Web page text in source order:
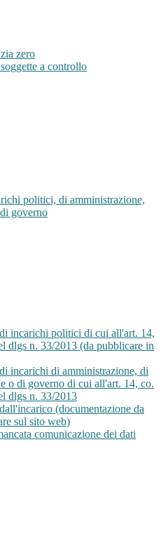
zero
a controllo
politici, di amministrazione,
governo
incarichi politici di cui all'art. 14,
dlgs n. 33/2013 (da pubblicare in
incarichi di amministrazione, di
o di governo di cui all'art. 14, co.
dlgs n. 33/2013
(documentazione da
sul sito web)
comunicazione dei dati